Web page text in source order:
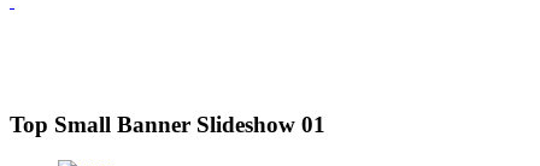
Top Small Banner Slideshow 01